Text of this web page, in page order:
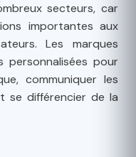
secteurs, car
importantes aux
Les marques
pour
communiquer les
se différencier de la